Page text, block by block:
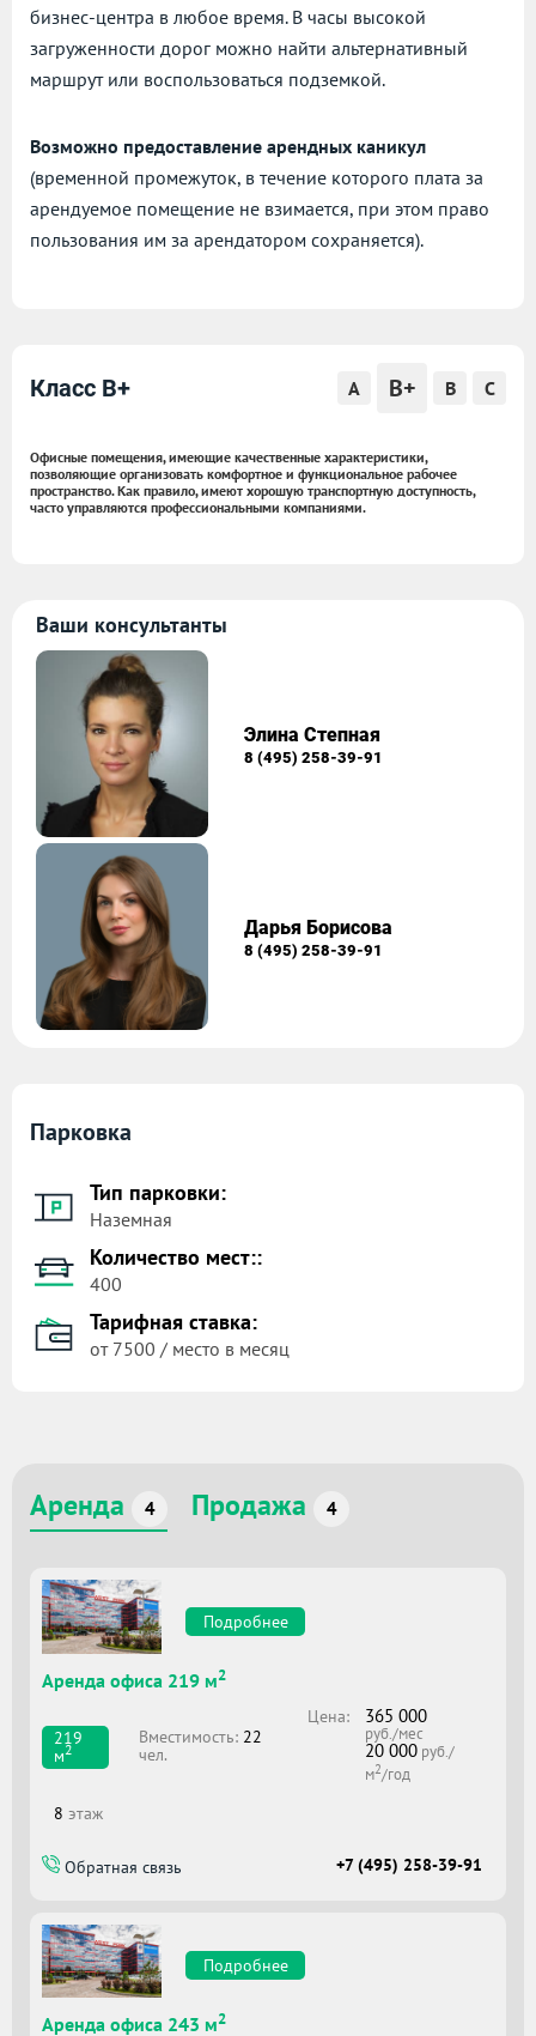
бизнес-центра в любое время. В часы высокой
загруженности дорог можно найти альтернативный
маршрут или воспользоваться подземкой.
Возможно предоставление арендных каникул
(временной промежуток, в течение которого плата за
арендуемое помещение не взимается, при этом право
пользования им за арендатором сохраняется).
Класс B+ A B+ B C
Офисные помещения, имеющие качественные характеристики,
позволяющие организовать комфортное и функциональное рабочее
пространство. Как правило, имеют хорошую транспортную доступность,
часто управляются профессиональными компаниями.
Ваши консультанты
Элина Степная
8 (495) 258-39-91
Дарья Борисова
8 (495) 258-39-91
Парковка
Тип парковки:
Наземная
Количество мест::
400
Тарифная ставка:
от 7500 / место в месяц
Аренда 4 Продажа 4
Подробнее
Аренда офиса 219 м2
219
м2
Вместимоcть: 22
чел.
Цена: 365 000
руб./мес
20 000 руб./
м2/год
8 этаж
Обратная связь +7 (495) 258-39-91
Подробнее
Аренда офиса 243 м2